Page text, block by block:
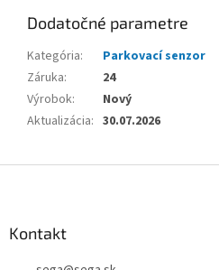
Dodatočné parametre
Kategória:
Parkovací senzor
Záruka:
24
Výrobok:
Nový
Aktualizácia: 30.07.2026
Kontakt